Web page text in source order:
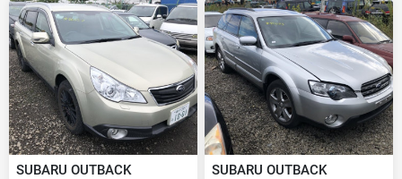
SUBARU OUTBACK SUBARU OUTBACK